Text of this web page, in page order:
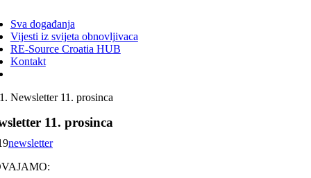
Sva događanja
Vijesti iz svijeta obnovljivaca
RE-Source Croatia HUB
Kontakt
Newsletter 11. prosinca
11. prosinca
newsletter